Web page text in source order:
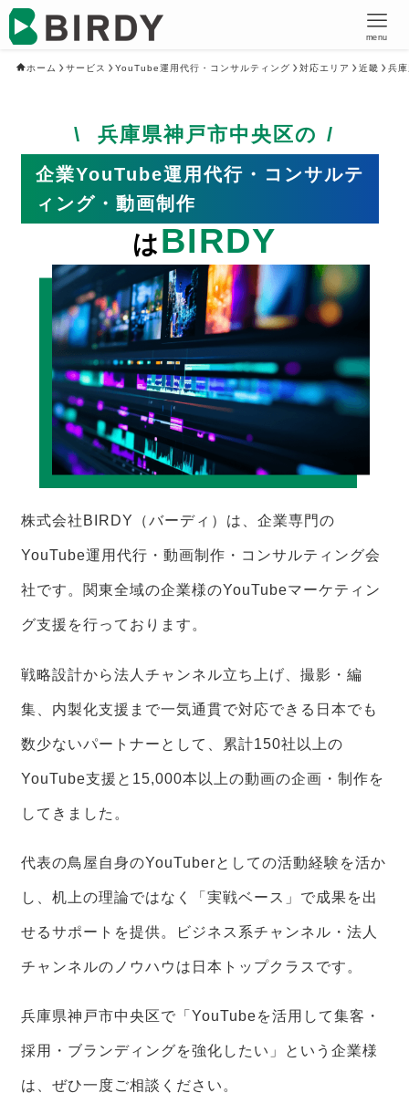
menu
ホーム サービス YouTube運用代行・コンサルティング 対応エリア 近畿 兵
兵庫県神戸市中央区の
企業YouTube運用代行・コンサルテ
ィング・動画制作
はBIRDY
株式会社BIRDY（バーディ）は、企業専門の
YouTube運用代行・動画制作・コンサルティング会
社です。関東全域の企業様のYouTubeマーケティン
グ支援を行っております。
戦略設計から法人チャンネル立ち上げ、撮影・編
集、内製化支援まで一気通貫で対応できる日本でも
数少ないパートナーとして、累計150社以上の
YouTube支援と15,000本以上の動画の企画・制作を
してきました。
代表の鳥屋自身のYouTuberとしての活動経験を活か
し、机上の理論ではなく「実戦ベース」で成果を出
せるサポートを提供。ビジネス系チャンネル・法人
チャンネルのノウハウは日本トップクラスです。
兵庫県神戸市中央区で「YouTubeを活用して集客・
採用・ブランディングを強化したい」という企業様
は、ぜひ一度ご相談ください。